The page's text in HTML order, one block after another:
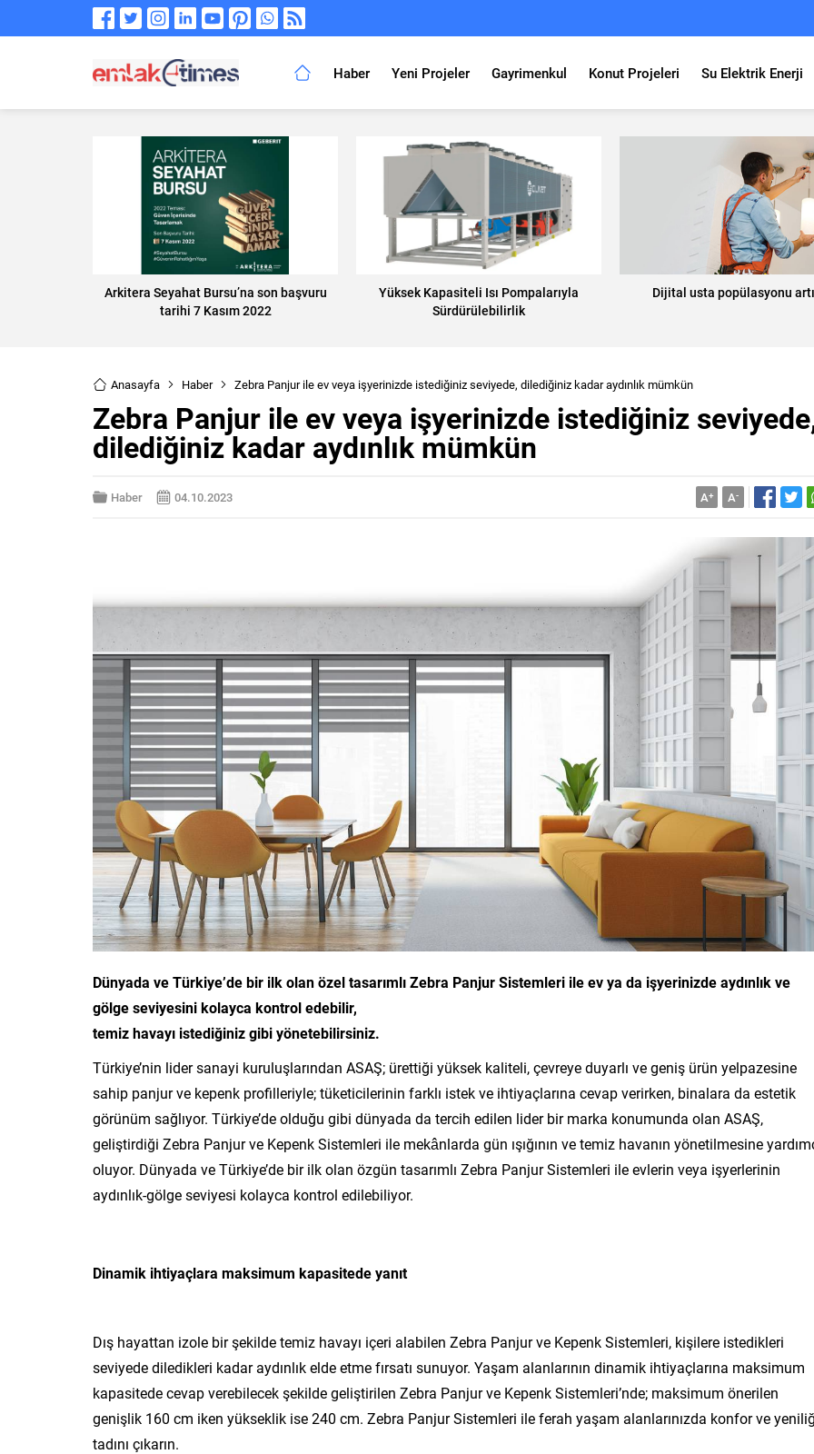
Haber Yeni Projeler Gayrimenkul Konut Projeleri Su Elektrik Enerji
Arkitera Seyahat Bursu’na son başvuru
tarihi 7 Kasım 2022
Yüksek Kapasiteli Isı Pompalarıyla
Sürdürülebilirlik
Dijital usta popülasyonu
Anasayfa Haber Zebra Panjur ile ev veya işyerinizde istediğiniz seviyede, dilediğiniz kadar aydınlık mümkün
Zebra Panjur ile ev veya işyerinizde istediğiniz
dilediğiniz kadar aydınlık mümkün
Haber 04.10.2023 A+ A-
Dünyada ve Türkiye’de bir ilk olan özel tasarımlı Zebra Panjur Sistemleri ile ev ya da işyerinizde aydınlık ve
gölge seviyesini kolayca kontrol edebilir,
temiz havayı istediğiniz gibi yönetebilirsiniz.
Türkiye’nin lider sanayi kuruluşlarından ASAŞ; ürettiği yüksek kaliteli, çevreye duyarlı ve geniş ürün yelpazesine
sahip panjur ve kepenk profilleriyle; tüketicilerinin farklı istek ve ihtiyaçlarına cevap verirken, binalara da estetik
görünüm sağlıyor. Türkiye’de olduğu gibi dünyada da tercih edilen lider bir marka konumunda olan ASAŞ,
geliştirdiği Zebra Panjur ve Kepenk Sistemleri ile mekânlarda gün ışığının ve temiz havanın yönetilmesine
oluyor. Dünyada ve Türkiye’de bir ilk olan özgün tasarımlı Zebra Panjur Sistemleri ile evlerin veya işyerlerinin
aydınlık-gölge seviyesi kolayca kontrol edilebiliyor.
Dinamik ihtiyaçlara maksimum kapasitede yanıt
Dış hayattan izole bir şekilde temiz havayı içeri alabilen Zebra Panjur ve Kepenk Sistemleri, kişilere istedikleri
seviyede diledikleri kadar aydınlık elde etme fırsatı sunuyor. Yaşam alanlarının dinamik ihtiyaçlarına maksimum
kapasitede cevap verebilecek şekilde geliştirilen Zebra Panjur ve Kepenk Sistemleri’nde; maksimum önerilen
genişlik 160 cm iken yükseklik ise 240 cm. Zebra Panjur Sistemleri ile ferah yaşam alanlarınızda konfor ve
tadını çıkarın.